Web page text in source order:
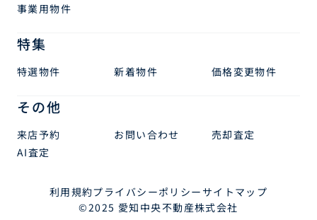
事業用物件
特集
特選物件 新着物件 価格変更物件
その他
来店予約 お問い合わせ
売却査定
AI査定
利用規約プライバシーポリシーサイトマップ
©2025 愛知中央不動産株式会社